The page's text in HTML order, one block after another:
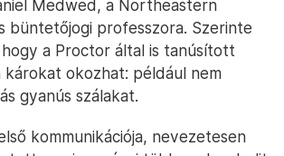
is kaphat. De bárhogy is
a tárgyalás miatt a bűnüldözés
hibái derültek ki, amelyek
a hatóságokba vezetett
halálának ügyében indított